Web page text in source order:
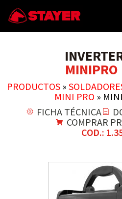
PRODUCTOS»
MINI PRO »
FICHA TÉCNICA
COMPRAR
COD.: